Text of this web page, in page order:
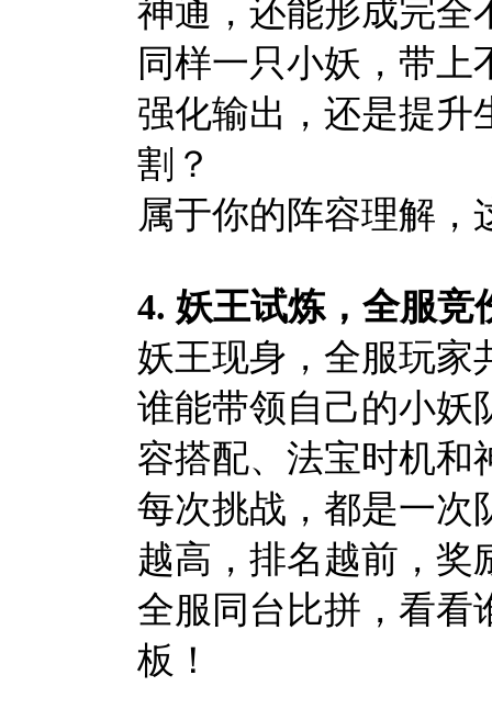
神通，还能形成完全
同样一只小妖，带
强化输出，还是提升
割？
属于你的阵容理解，
4. 妖王试炼，全服竞
妖王现身，全服玩家
谁能带领自己的小妖
容搭配、法宝时机和
每次挑战，都是一次
越高，排名越前，奖
全服同台比拼，看看
板！